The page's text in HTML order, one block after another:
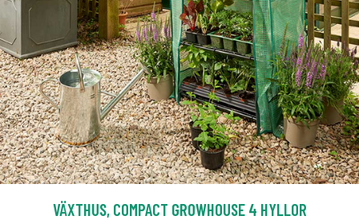
VÄXTHUS, COMPACT GROWHOUSE 4 HYLLOR